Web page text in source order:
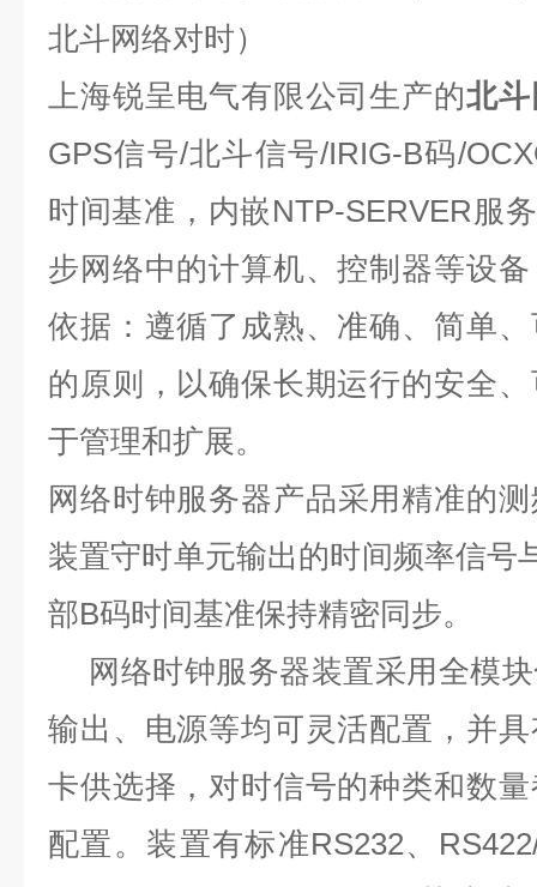
北斗网络对时）
上海锐呈电气有限公司生产的北
GPS信号/北斗信号/IRIG-B码/
时间基准，内嵌NTP-SERVER服
步网络中的计算机、控制器等设
依据：遵循了成熟、准确、简单
的原则，以确保长期运行的安全
于管理和扩展。
网络时钟服务器产品采用精准的
装置守时单元输出的时间频率信号
部B码时间基准保持精密同步。
网络时钟服务器装置采用全模
输出、电源等均可灵活配置，并
卡供选择，对时信号的种类和数
配置。装置有标准RS232、